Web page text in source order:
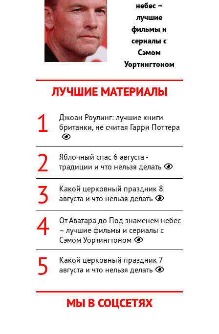
небес –
лучшие
фильмы и
сериалы с
Сэмом
Уортингтоном
ЛУЧШИЕ МАТЕРИАЛЫ
Джоан Роулинг: лучшие книги
британки, не считая Гарри Поттера
Яблочный спас 6 августа -
традиции и что нельзя делать
Какой церковный праздник 8
августа и что нельзя делать
От Аватара до Под знаменем небес
– лучшие фильмы и сериалы с
Сэмом Уортингтоном
Какой церковный праздник 7
августа и что нельзя делать
МЫ В СОЦСЕТЯХ